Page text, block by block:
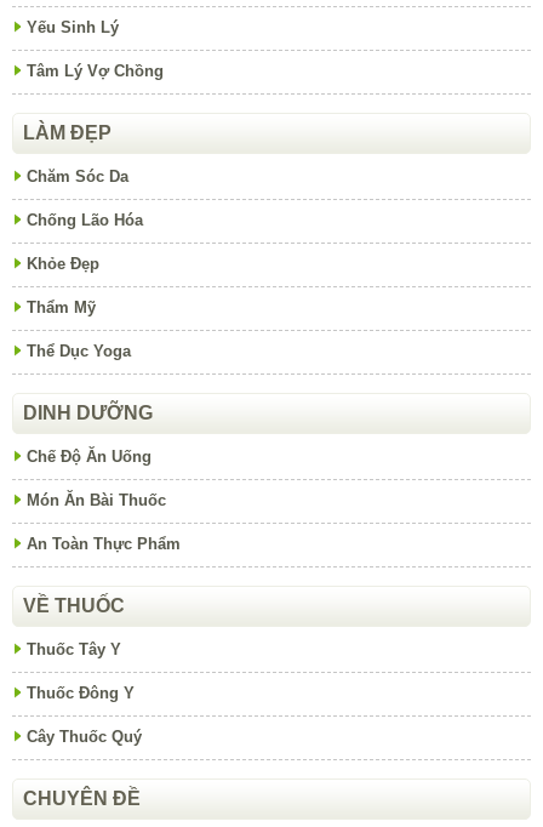
Yếu Sinh Lý
Tâm Lý Vợ Chồng
LÀM ĐẸP
Chăm Sóc Da
Chống Lão Hóa
Khỏe Đẹp
Thẩm Mỹ
Thể Dục Yoga
DINH DƯỠNG
Chế Độ Ăn Uống
Món Ăn Bài Thuốc
An Toàn Thực Phẩm
VỀ THUỐC
Thuốc Tây Y
Thuốc Đông Y
Cây Thuốc Quý
CHUYÊN ĐỀ